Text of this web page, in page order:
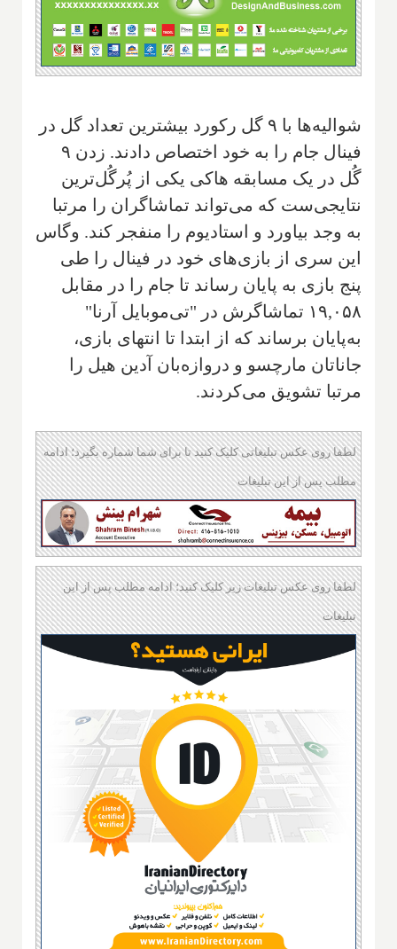
شوالیه‌ها با ۹ گل رکورد بیشترین تعداد گل در
فینال جام را به خود اختصاص دادند. زدن ۹
گُل در یک مسابقه هاکی یکی از پُرگُل‌ترین
نتایجی‌ست که می‌تواند تماشاگران را مرتبا
به وجد بیاورد و استادیوم را منفجر کند. وگاس
این سری از بازی‌های خود در فینال را طی
پنج بازی به پایان رساند تا جام را در مقابل
۱۹,۰۵۸ تماشاگرش در "تی‌موبایل آرنا"
به‌پایان برساند که از ابتدا تا انتهای بازی،
جاناتان مارچسو و دروازه‌بان آدین هیل را
مرتبا تشویق می‌کردند.
لطفا روی عکس تبلیغاتی کلیک کنید تا برای شما شماره بگیرد؛ ادامه
مطلب پس از این تبلیغات
لطفا روی عکس تبلیغات زیر کلیک کنید؛ ادامه مطلب پس از این
تبلیغات